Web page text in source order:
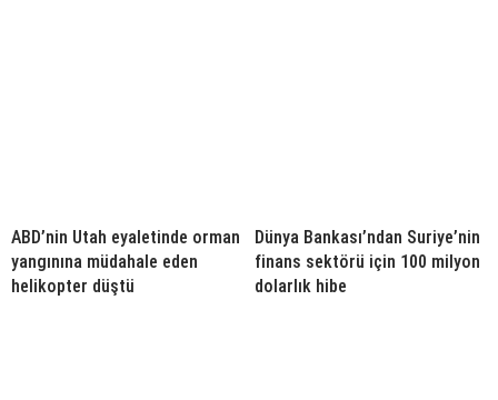
ABD’nin Utah eyaletinde orman
yangınına müdahale eden
helikopter düştü
Dünya Bankası’ndan Suriye’nin
finans sektörü için 100 milyon
dolarlık hibe